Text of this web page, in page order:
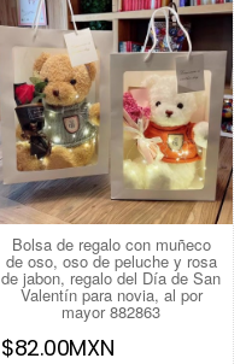
Bolsa de regalo con muñeco
de oso, oso de peluche y rosa
de jabon, regalo del Día de San
Valentín para novia, al por
mayor 882863
$82.00MXN